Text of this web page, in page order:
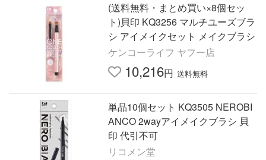
(送料無料・まとめ買い×8個セッ
ト)貝印 KQ3256 マルチユーズブラ
シ アイメイクセット メイクブラシ
ケンコーライフ ヤフー店
10,216円 送料無料
単品10個セット KQ3505 NEROBI
ANCO 2wayアイメイクブラシ 貝
印 代引不可
リコメン堂